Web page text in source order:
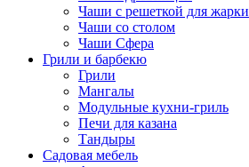
Чаши с решеткой для жарки
Чаши со столом
Чаши Сфера
Грили и барбекю
Грили
Мангалы
Модульные кухни-гриль
Печи для казана
Тандыры
Садовая мебель